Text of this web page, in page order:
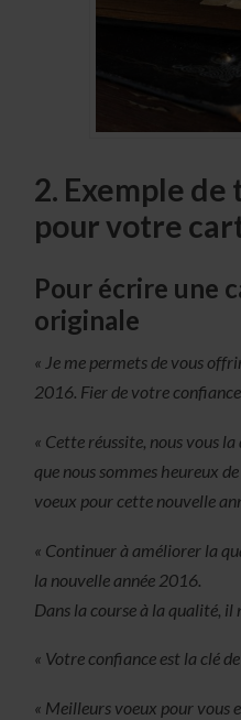
2. Exemple
pour votre
Pour écrire une
originale
« Je me permets de vous
2016. Fier de votre
« Cette réussite, nous vous
que nous sommes heureux
voeux pour cette nouvelle
« Continuer à améliorer la
la nouvelle année 2016.
Dans la course à la qualité, il
« Votre confiance est la clé
« Meilleurs voeux pour vous